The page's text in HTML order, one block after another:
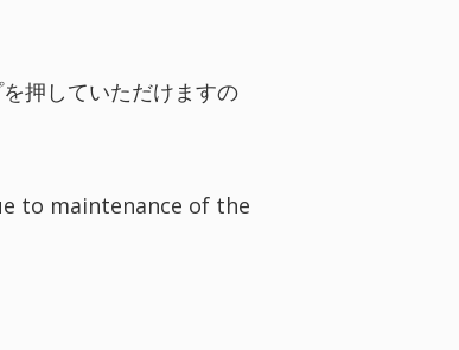
押していただけますの
to maintenance of the